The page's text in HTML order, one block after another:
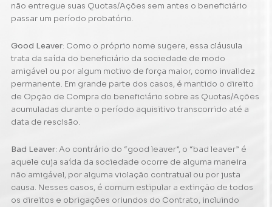
não entregue suas Quotas/Ações sem antes o beneficiário
passar um período probatório.
Good Leaver: Como o próprio nome sugere, essa cláusula
trata da saída do beneficiário da sociedade de modo
amigável ou por algum motivo de força maior, como invalidez
permanente. Em grande parte dos casos, é mantido o direito
de Opção de Compra do beneficiário sobre as Quotas/Ações
acumuladas durante o período aquisitivo transcorrido até a
data de rescisão.
Bad Leaver: Ao contrário do “good leaver”, o “bad leaver” é
aquele cuja saída da sociedade ocorre de alguma maneira
não amigável, por alguma violação contratual ou por justa
causa. Nesses casos, é comum estipular a extinção de todos
os direitos e obrigações oriundos do Contrato, incluindo